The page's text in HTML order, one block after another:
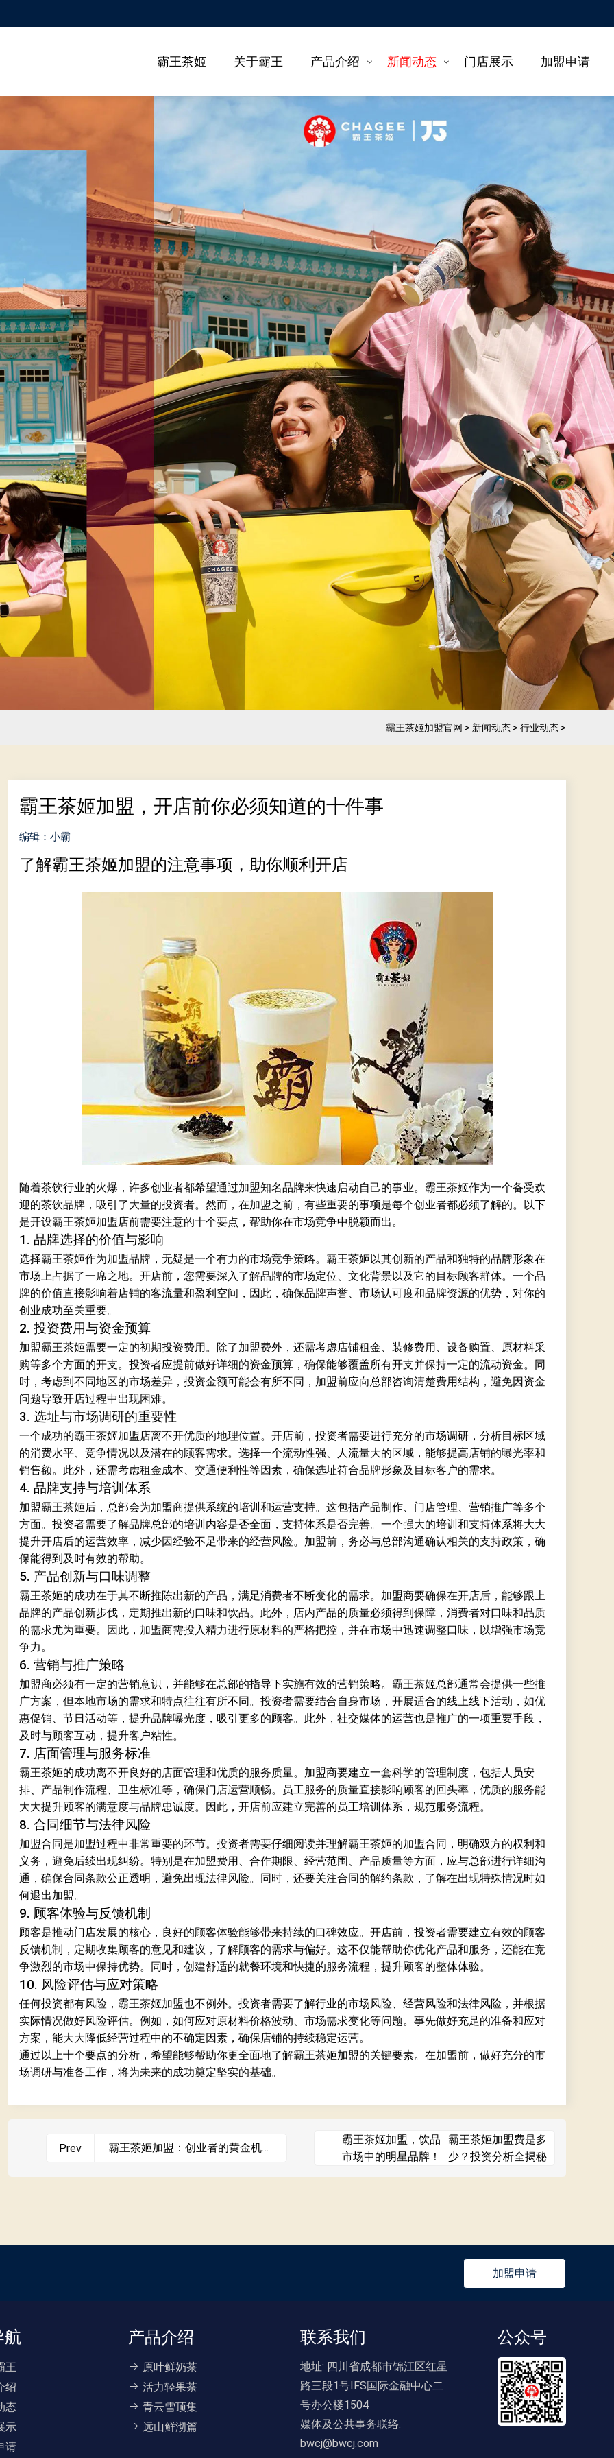
霸王茶姬 关于霸王 产品介绍 新闻动态 门店展示 加盟申请
霸王茶姬加盟官网 > 新闻动态 > 行业动态 >
霸王茶姬加盟，开店前你必须知道的十件事
编辑：小霸
了解霸王茶姬加盟的注意事项，助你顺利开店
随着茶饮行业的火爆，许多创业者都希望通过加盟知名品牌来快速启动自己的事业。霸王茶姬作为一个备受欢
迎的茶饮品牌，吸引了大量的投资者。然而，在加盟之前，有些重要的事项是每个创业者都必须了解的。以下
是开设霸王茶姬加盟店前需要注意的十个要点，帮助你在市场竞争中脱颖而出。
1. 品牌选择的价值与影响
选择霸王茶姬作为加盟品牌，无疑是一个有力的市场竞争策略。霸王茶姬以其创新的产品和独特的品牌形象在
市场上占据了一席之地。开店前，您需要深入了解品牌的市场定位、文化背景以及它的目标顾客群体。一个品
牌的价值直接影响着店铺的客流量和盈利空间，因此，确保品牌声誉、市场认可度和品牌资源的优势，对你的
创业成功至关重要。
2. 投资费用与资金预算
加盟霸王茶姬需要一定的初期投资费用。除了加盟费外，还需考虑店铺租金、装修费用、设备购置、原材料采
购等多个方面的开支。投资者应提前做好详细的资金预算，确保能够覆盖所有开支并保持一定的流动资金。同
时，考虑到不同地区的市场差异，投资金额可能会有所不同，加盟前应向总部咨询清楚费用结构，避免因资金
问题导致开店过程中出现困难。
3. 选址与市场调研的重要性
一个成功的霸王茶姬加盟店离不开优质的地理位置。开店前，投资者需要进行充分的市场调研，分析目标区域
的消费水平、竞争情况以及潜在的顾客需求。选择一个流动性强、人流量大的区域，能够提高店铺的曝光率和
销售额。此外，还需考虑租金成本、交通便利性等因素，确保选址符合品牌形象及目标客户的需求。
4. 品牌支持与培训体系
加盟霸王茶姬后，总部会为加盟商提供系统的培训和运营支持。这包括产品制作、门店管理、营销推广等多个
方面。投资者需要了解品牌总部的培训内容是否全面，支持体系是否完善。一个强大的培训和支持体系将大大
提升开店后的运营效率，减少因经验不足带来的经营风险。加盟前，务必与总部沟通确认相关的支持政策，确
保能得到及时有效的帮助。
5. 产品创新与口味调整
霸王茶姬的成功在于其不断推陈出新的产品，满足消费者不断变化的需求。加盟商要确保在开店后，能够跟上
品牌的产品创新步伐，定期推出新的口味和饮品。此外，店内产品的质量必须得到保障，消费者对口味和品质
的需求尤为重要。因此，加盟商需投入精力进行原材料的严格把控，并在市场中迅速调整口味，以增强市场竞
争力。
6. 营销与推广策略
加盟商必须有一定的营销意识，并能够在总部的指导下实施有效的营销策略。霸王茶姬总部通常会提供一些推
广方案，但本地市场的需求和特点往往有所不同。投资者需要结合自身市场，开展适合的线上线下活动，如优
惠促销、节日活动等，提升品牌曝光度，吸引更多的顾客。此外，社交媒体的运营也是推广的一项重要手段，
及时与顾客互动，提升客户粘性。
7. 店面管理与服务标准
霸王茶姬的成功离不开良好的店面管理和优质的服务质量。加盟商要建立一套科学的管理制度，包括人员安
排、产品制作流程、卫生标准等，确保门店运营顺畅。员工服务的质量直接影响顾客的回头率，优质的服务能
大大提升顾客的满意度与品牌忠诚度。因此，开店前应建立完善的员工培训体系，规范服务流程。
8. 合同细节与法律风险
加盟合同是加盟过程中非常重要的环节。投资者需要仔细阅读并理解霸王茶姬的加盟合同，明确双方的权利和
义务，避免后续出现纠纷。特别是在加盟费用、合作期限、经营范围、产品质量等方面，应与总部进行详细沟
通，确保合同条款公正透明，避免出现法律风险。同时，还要关注合同的解约条款，了解在出现特殊情况时如
何退出加盟。
9. 顾客体验与反馈机制
顾客是推动门店发展的核心，良好的顾客体验能够带来持续的口碑效应。开店前，投资者需要建立有效的顾客
反馈机制，定期收集顾客的意见和建议，了解顾客的需求与偏好。这不仅能帮助你优化产品和服务，还能在竞
争激烈的市场中保持优势。同时，创建舒适的就餐环境和快捷的服务流程，提升顾客的整体体验。
10. 风险评估与应对策略
任何投资都有风险，霸王茶姬加盟也不例外。投资者需要了解行业的市场风险、经营风险和法律风险，并根据
实际情况做好风险评估。例如，如何应对原材料价格波动、市场需求变化等问题。事先做好充足的准备和应对
方案，能大大降低经营过程中的不确定因素，确保店铺的持续稳定运营。
通过以上十个要点的分析，希望能够帮助你更全面地了解霸王茶姬加盟的关键要素。在加盟前，做好充分的市
场调研与准备工作，将为未来的成功奠定坚实的基础。
Prev
霸王茶姬加盟：创业者的黄金机
霸王茶姬加盟，饮品
市场中的明星品牌！
霸王茶姬加盟费是多
少？投资分析全揭秘
加盟申请
航
王
绍
态
示
请
产品介绍
原叶鲜奶茶
活力轻果茶
青云雪顶集
远山鲜沏篇
联系我们
地址: 四川省成都市锦江区红星
路三段1号IFS国际金融中心二
号办公楼1504
媒体及公共事务联络:
bwcj@bwcj.com
公众号